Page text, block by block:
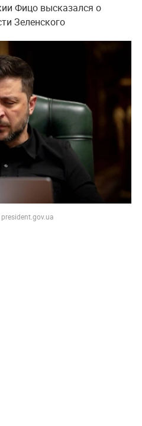
Фицо высказался о
Зеленского